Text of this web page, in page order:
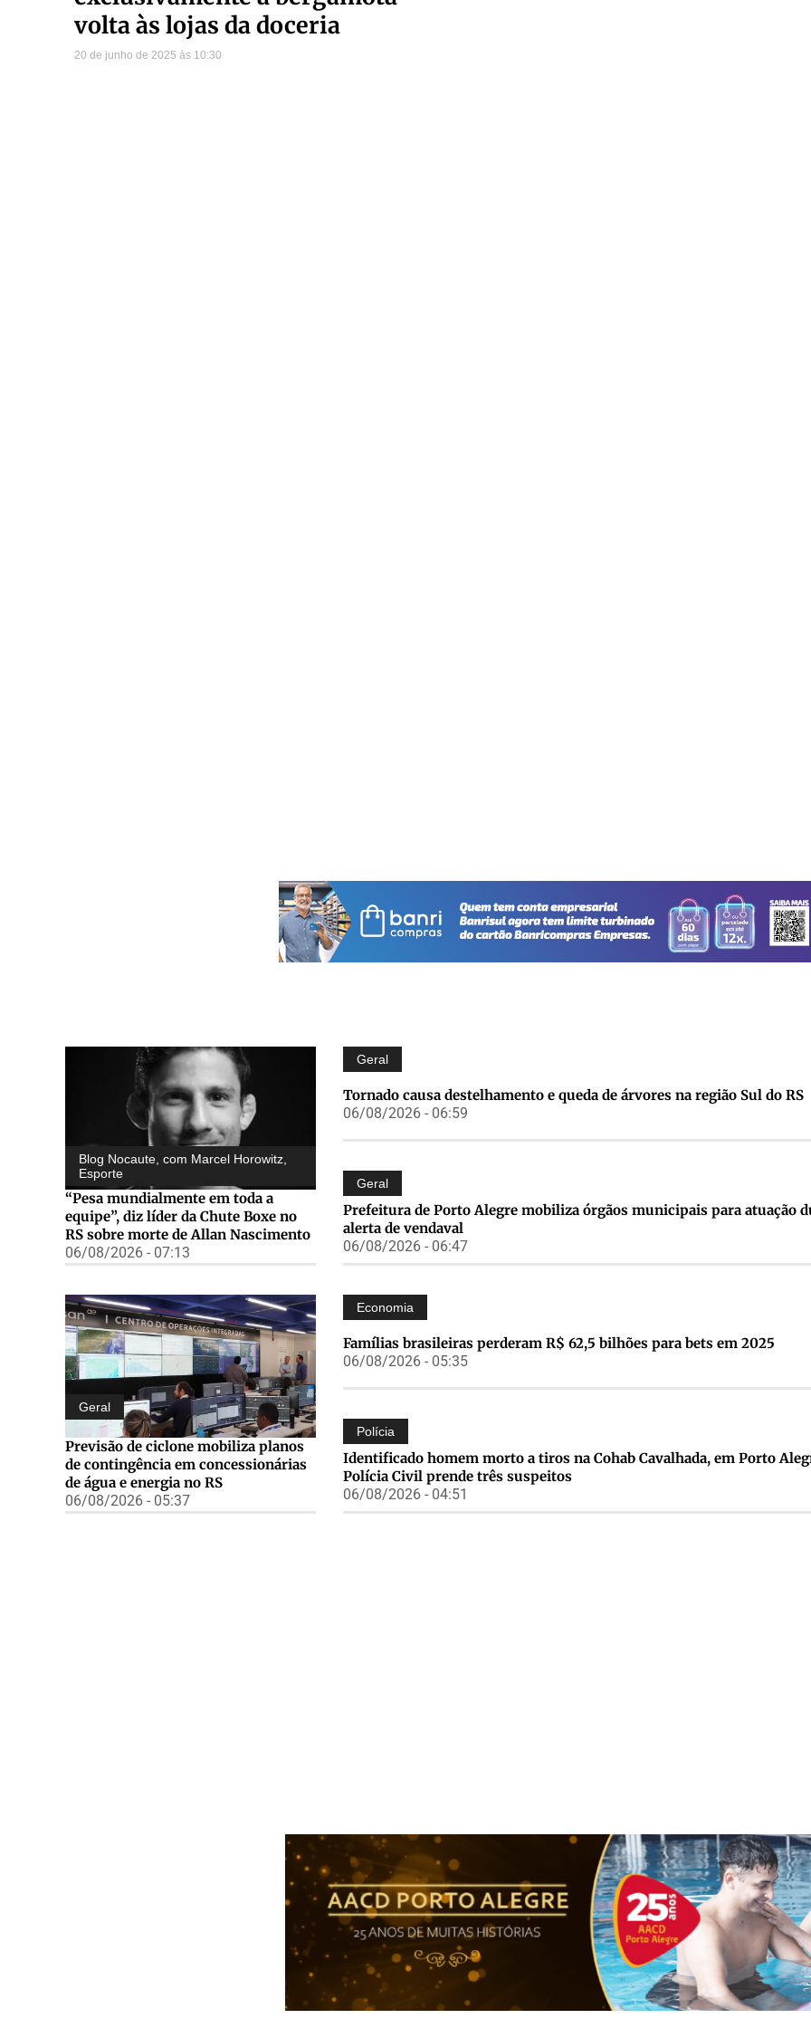
volta às lojas da doceria
20 de junho de 2025 10:30
Blog Nocaute, com Marcel Horowitz
Esporte
“Pesa mundialmente em toda a
equipe”, diz líder da Chute Boxe no
RS sobre morte de Allan Nascimento
06/08/2026 - 07:13
Geral
Tornado causa destelhamento e queda de árvores na região Sul do RS
06/08/2026 - 06:59
Geral
Prefeitura de Porto Alegre mobiliza órgãos municipais para atuação
alerta de vendaval
06/08/2026 - 06:47
Geral
Previsão de ciclone mobiliza planos
de contingência em concessionárias
de água e energia no RS
06/08/2026 - 05:37
Economia
Famílias brasileiras perderam R$ 62,5 bilhões para bets em 2025
06/08/2026 - 05:35
Polícia
Identificado homem morto a tiros na Cohab Cavalhada, em Porto
Polícia Civil prende três suspeitos
06/08/2026 - 04:51